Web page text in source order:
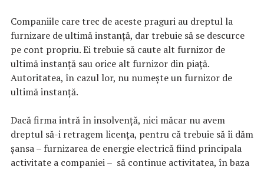
Companiile care trec de aceste praguri au dreptul la
furnizare de ultimă instanță, dar trebuie să se descurce
pe cont propriu. Ei trebuie să caute alt furnizor de
ultimă instanță sau orice alt furnizor din piaţă.
Autoritatea, în cazul lor, nu numește un furnizor de
ultimă instanță.
Dacă firma intră în insolvență, nici măcar nu avem
dreptul să-i retragem licența, pentru că trebuie să îi dăm
șansa – furnizarea de energie electrică fiind principala
activitate a companiei – să continue activitatea, în baza